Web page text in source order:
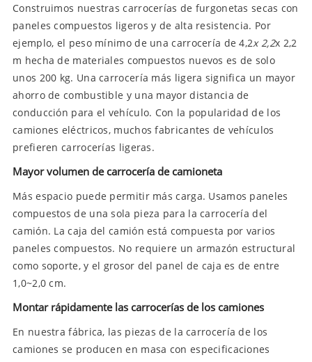
Construimos nuestras carrocerías de furgonetas secas con
paneles compuestos ligeros y de alta resistencia. Por
ejemplo, el peso mínimo de una carrocería de 4,2x 2,2x 2,2
m hecha de materiales compuestos nuevos es de solo
unos 200 kg. Una carrocería más ligera significa un mayor
ahorro de combustible y una mayor distancia de
conducción para el vehículo. Con la popularidad de los
camiones eléctricos, muchos fabricantes de vehículos
prefieren carrocerías ligeras.
Mayor volumen de carrocería de camioneta
Más espacio puede permitir más carga. Usamos paneles
compuestos de una sola pieza para la carrocería del
camión. La caja del camión está compuesta por varios
paneles compuestos. No requiere un armazón estructural
como soporte, y el grosor del panel de caja es de entre
1,0~2,0 cm.
Montar rápidamente las carrocerías de los camiones
En nuestra fábrica, las piezas de la carrocería de los
camiones se producen en masa con especificaciones